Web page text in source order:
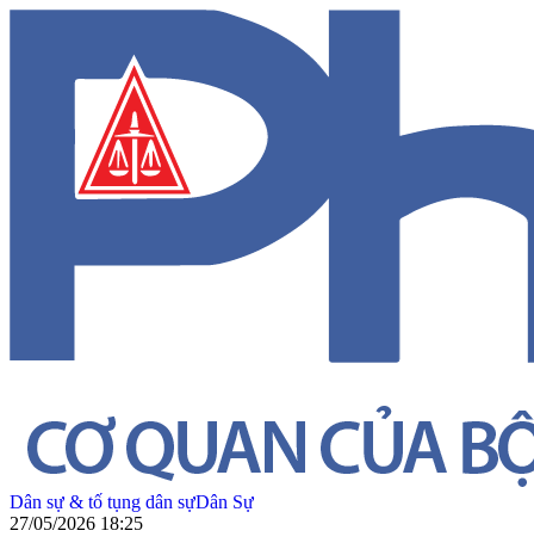
Dân sự & tố tụng dân sựDân Sự
27/05/2026 18:25